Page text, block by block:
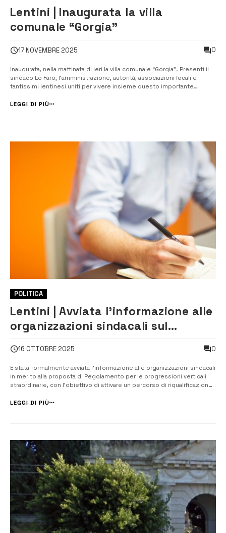
Lentini | Inaugurata la villa
comunale “Gorgia”
17 NOVEMBRE 2025 0
Inaugurata, nella mattinata di ieri la villa comunale “Gorgia”. Presenti il
sindaco Lo Faro, l’amministrazione, autorità, associazioni locali e
tantissimi lentinesi uniti per vivere insieme questo importante
viali, bambini che corrono liberi, senza b...
LEGGI DI PIÙ
POLITICA
Lentini | Avviata l’informazione alle
organizzazioni sindacali sul
verticali straordinarie
16 OTTOBRE 2025 0
È stata formalmente avviata l’informazione alle organizzazioni sindacali
in merito alla proposta di Regolamento per le progressioni verticali
straordinarie, con l’obiettivo di attivare un percorso di riqualificazione
Lentini, l’avv. Rosario Lo Faro. Il provvedimento si inseris...
LEGGI DI PIÙ